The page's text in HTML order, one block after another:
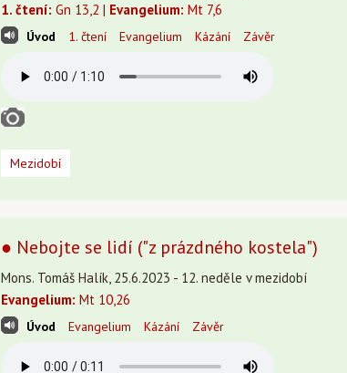
1. čtení: Gn 13,2 | Evangelium: Mt 7,6
Úvod 1. čtení Evangelium Kázání Závěr
Mezidobí
● Nebojte se lidí ("z prázdného kostela")
Mons. Tomáš Halík, 25.6.2023 - 12. neděle v mezidobí
Evangelium: Mt 10,26
Úvod Evangelium Kázání Závěr